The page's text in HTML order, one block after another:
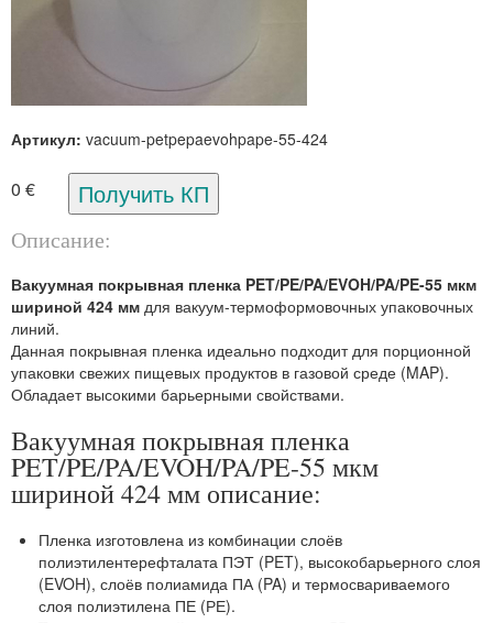
Артикул: vacuum-petpepaevohpape-55-424
0 €
Описание:
Вакуумная покрывная пленка PET/PE/PA/EVOH/PA/PE-55 мкм
шириной 424 мм для вакуум-термоформовочных упаковочных
линий.
Данная покрывная пленка идеально подходит для порционной
упаковки свежих пищевых продуктов в газовой среде (MAP).
Обладает высокими барьерными свойствами.
Вакуумная покрывная пленка
PET/PE/PA/EVOH/PA/PE-55 мкм
шириной 424 мм описание:
Пленка изготовлена из комбинации слоёв
полиэтилентерефталата ПЭТ (PET), высокобарьерного слоя
(EVOH), слоёв полиамида ПА (PA) и термосвариваемого
слоя полиэтилена ПЕ (РЕ).